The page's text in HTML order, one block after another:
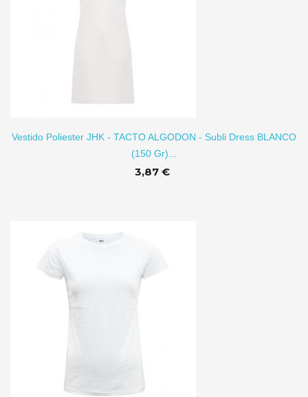
Vestido Poliester JHK - TACTO ALGODON - Subli Dress BLANCO
(150 Gr)...
3,87 €